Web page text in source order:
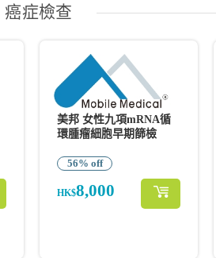
癌症檢查
美邦 女性九項mRNA循
環腫瘤細胞早期篩檢
56% off
HK$8,000